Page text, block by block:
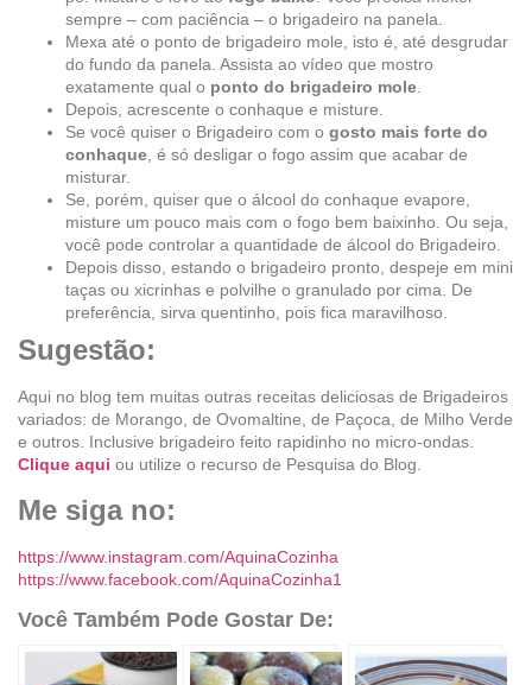
sempre – com paciência – o brigadeiro na panela.
Mexa até o ponto de brigadeiro mole, isto é, até desgrudar
do fundo da panela. Assista ao vídeo que mostro
exatamente qual o ponto do brigadeiro mole.
Depois, acrescente o conhaque e misture.
Se você quiser o Brigadeiro com o gosto mais forte do
conhaque, é só desligar o fogo assim que acabar de
misturar.
Se, porém, quiser que o álcool do conhaque evapore,
misture um pouco mais com o fogo bem baixinho. Ou seja,
você pode controlar a quantidade de álcool do Brigadeiro.
Depois disso, estando o brigadeiro pronto, despeje em mini
taças ou xicrinhas e polvilhe o granulado por cima. De
preferência, sirva quentinho, pois fica maravilhoso.
Sugestão:
Aqui no blog tem muitas outras receitas deliciosas de Brigadeiros
variados: de Morango, de Ovomaltine, de Paçoca, de Milho Verde
e outros. Inclusive brigadeiro feito rapidinho no micro-ondas.
Clique aqui ou utilize o recurso de Pesquisa do Blog.
Me siga no:
https://www.instagram.com/AquinaCozinha
https://www.facebook.com/AquinaCozinha1
Você Também Pode Gostar De: